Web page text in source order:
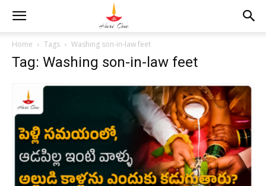
Home Tags Washing son-in-law feet
Tag: Washing son-in-law feet